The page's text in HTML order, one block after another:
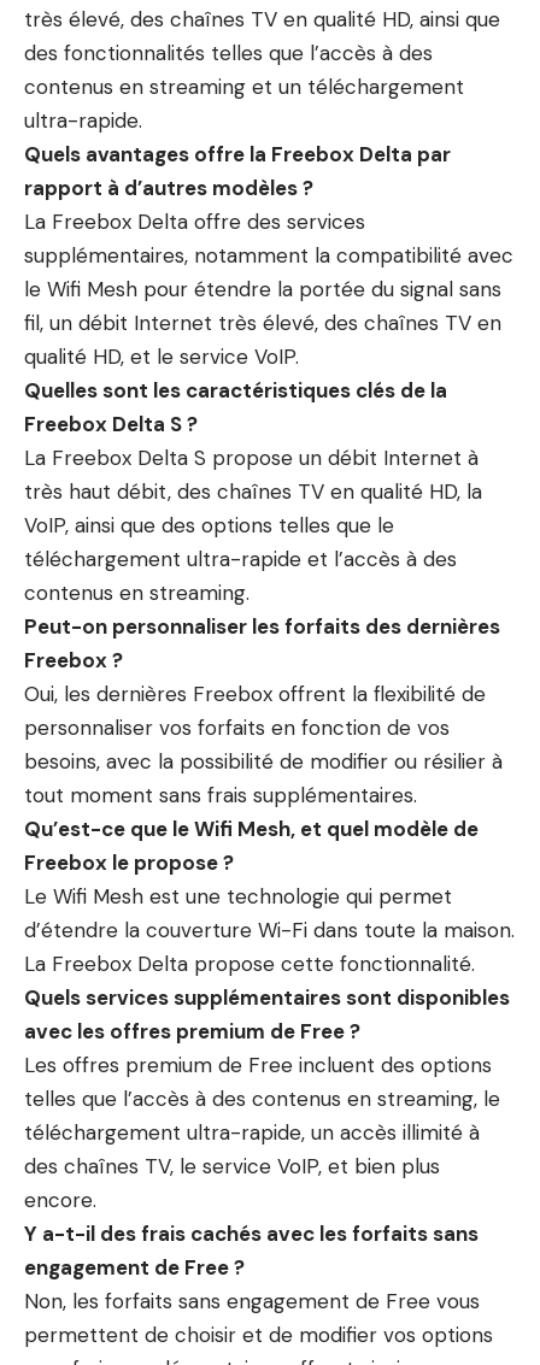
très élevé, des chaînes TV en qualité HD, ainsi que
des fonctionnalités telles que l’accès à des
contenus en streaming et un téléchargement
ultra-rapide.
Quels avantages offre la Freebox Delta par
rapport à d’autres modèles ?
La Freebox Delta offre des services
supplémentaires, notamment la compatibilité avec
le Wifi Mesh pour étendre la portée du signal sans
fil, un débit Internet très élevé, des chaînes TV en
qualité HD, et le service VoIP.
Quelles sont les caractéristiques clés de la
Freebox Delta S ?
La Freebox Delta S propose un débit Internet à
très haut débit, des chaînes TV en qualité HD, la
VoIP, ainsi que des options telles que le
téléchargement ultra-rapide et l’accès à des
contenus en streaming.
Peut-on personnaliser les forfaits des dernières
Freebox ?
Oui, les dernières Freebox offrent la flexibilité de
personnaliser vos forfaits en fonction de vos
besoins, avec la possibilité de modifier ou résilier à
tout moment sans frais supplémentaires.
Qu’est-ce que le Wifi Mesh, et quel modèle de
Freebox le propose ?
Le Wifi Mesh est une technologie qui permet
d’étendre la couverture Wi-Fi dans toute la maison.
La Freebox Delta propose cette fonctionnalité.
Quels services supplémentaires sont disponibles
avec les offres premium de Free ?
Les offres premium de Free incluent des options
telles que l’accès à des contenus en streaming, le
téléchargement ultra-rapide, un accès illimité à
des chaînes TV, le service VoIP, et bien plus
encore.
Y a-t-il des frais cachés avec les forfaits sans
engagement de Free ?
Non, les forfaits sans engagement de Free vous
permettent de choisir et de modifier vos options